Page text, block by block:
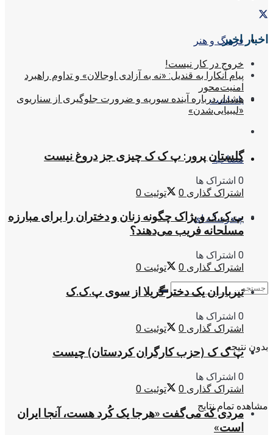
فرهنگ و هنر
یادداشت
مصاحبه
چندرسانه ای
بدون نتیجه
مشاهده تمام نتایج
اخبار اخیر
خروج در کار نیست!
پیام آنکارا به قندیل: «نه به آزادی اوجالان» و تداوم راهبرد
امنیت‌محور
هشدار درباره آینده سوریه و ضرورت جلوگیری از سناریوی
«لیبیایی‌شدن»
گلستان پرور: پ ک ک چیزی جز دروغ نیست
0 اشتراک ها
اشتراک گذاری 0 توئیت 0
پ.ک.ک و پژاک چگونه زنان و دختران را برای مبارزه
مسلحانه فریب می‌دهند؟
0 اشتراک ها
اشتراک گذاری 0 توئیت 0
تیرباران یک دختر گریلا از سوی پ.ک.ک
0 اشتراک ها
اشتراک گذاری 0 توئیت 0
پ ک ک (حزب کارگران کردستان) چیست
0 اشتراک ها
اشتراک گذاری 0 توئیت 0
مردی که می‌گفت «هرجا یک کُرد هست، آنجا ایران
است»